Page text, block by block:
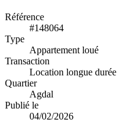
Référence
#148064
Type
Appartement loué
Transaction
Location longue durée
Quartier
Agdal
Publié le
04/02/2026